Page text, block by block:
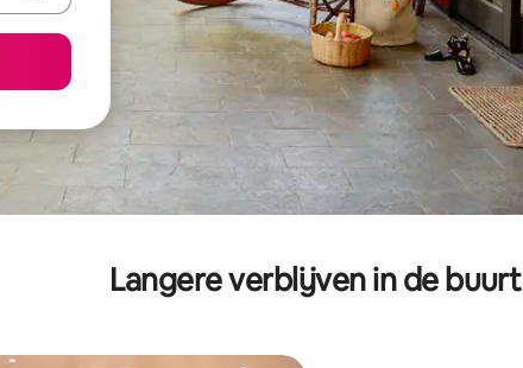
Langere verblijven in de buurt